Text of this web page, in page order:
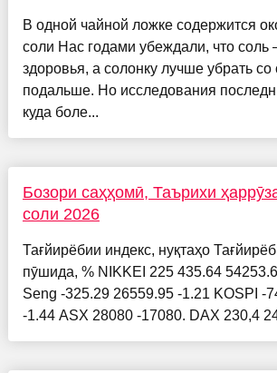
В одной чайной ложке содержится
соли Нас годами убеждали, что соль
здоровья, а солонку лучше убрать со
подальше. Но исследования
куда боле...
Бозори саҳҳомӣ, Таърихи
соли 2026
Тағйирёбии индекс, нуқтаҳо
пӯшида, % NIKKEI 225 435.64
Seng -325.29 26559.95 -1.21 KOSPI -
-1.44 ASX 28080 -17080. DAX 230,4